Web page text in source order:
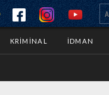
KRIMINAL İDMAN